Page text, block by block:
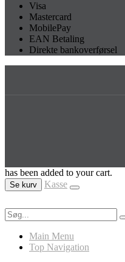
Visa
Mastercard
MobilePay
EAN Betaling
Direkte bankoverførsel
has been added to your cart.
Se kurv Kasse
Main Menu
Top Navigation